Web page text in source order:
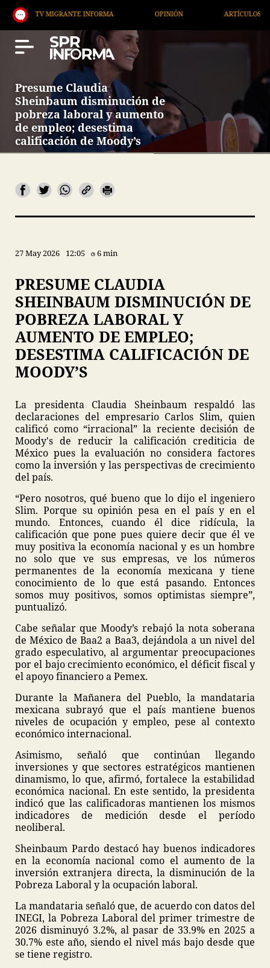
MIGRANTE INFORMA OPINIÓN ARTÍCULOS
Presume Claudia
Sheinbaum disminución de
pobreza laboral y aumento
de empleo; desestima
calificación de Moody’s
27 May 2026 12:05 6 min
PRESUME CLAUDIA
SHEINBAUM DISMINUCIÓN DE
POBREZA LABORAL Y
AUMENTO DE EMPLEO;
DESESTIMA CALIFICACIÓN DE
MOODY’S
La presidenta Claudia Sheinbaum respaldó las
declaraciones del empresario Carlos Slim, quien
calificó como “irracional” la reciente decisión de
Moody's de reducir la calificación crediticia de
México pues la evaluación no considera factores
como la inversión y las perspectivas de crecimiento
del país.
“Pero nosotros, qué bueno que lo dijo el ingeniero
Slim. Porque su opinión pesa en el país y en el
mundo. Entonces, cuando él dice ridícula, la
calificación que pone pues quiere decir que él ve
muy positiva la economía nacional y es un hombre
no solo que ve sus empresas, ve los números
permanentes de la economía mexicana y tiene
conocimiento de lo que está pasando. Entonces
somos muy positivos, somos optimistas siempre”,
puntualizó.
Cabe señalar que Moody’s rebajó la nota soberana
de México de Baa2 a Baa3, dejándola a un nivel del
grado especulativo, al argumentar preocupaciones
por el bajo crecimiento económico, el déficit fiscal y
el apoyo financiero a Pemex.
Durante la Mañanera del Pueblo, la mandataria
mexicana subrayó que el país mantiene buenos
niveles de ocupación y empleo, pese al contexto
económico internacional.
Asimismo, señaló que continúan llegando
inversiones y que sectores estratégicos mantienen
dinamismo, lo que, afirmó, fortalece la estabilidad
económica nacional. En este sentido, la presidenta
indicó que las calificadoras mantienen los mismos
indicadores de medición desde el período
neoliberal.
Sheinbaum Pardo destacó hay buenos indicadores
en la economía nacional como el aumento de la
inversión extranjera directa, la disminución de la
Pobreza Laboral y la ocupación laboral.
La mandataria señaló que, de acuerdo con datos del
INEGI, la Pobreza Laboral del primer trimestre de
2026 disminuyó 3.2%, al pasar de 33.9% en 2025 a
30.7% este año, siendo el nivel más bajo desde que
se tiene registro.